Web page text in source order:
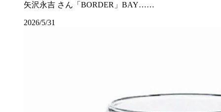
矢沢永吉 さん「BORDER」BAY……
2026/5/31